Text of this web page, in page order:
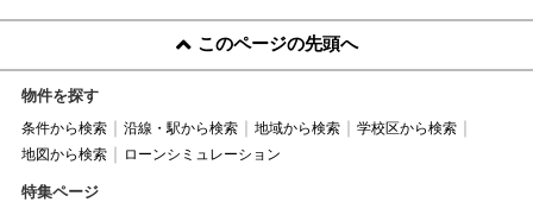
このページの先頭へ
物件を探す
条件から検索 沿線・駅から検索 地域から検索
学校区から検索
地図から検索
ローンシミュレーション
特集ページ